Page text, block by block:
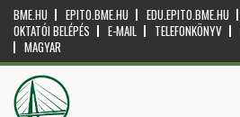
BME.HU EPITO.BME.HU EDU.EPITO.BME.HU
OKTATÓI BELÉPÉS
E-MAIL TELEFONKÖNYV
MAGYAR